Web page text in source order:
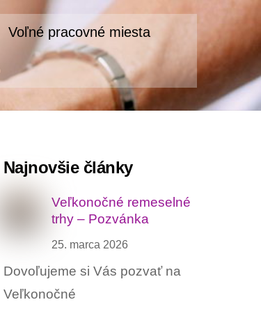
Voľné pracovné miesta
Najnovšie články
Veľkonočné remeselné
trhy – Pozvánka
25. marca 2026
Dovoľujeme si Vás pozvať na
Veľkonočné